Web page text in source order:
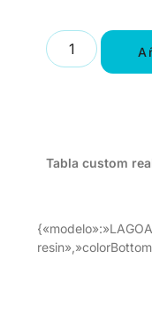
Tabla custom